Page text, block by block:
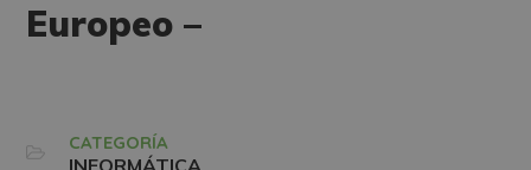
Europeo –
CATEGORÍA
INFORMÁTICA